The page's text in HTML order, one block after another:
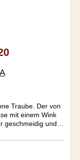
Traube. Der von
mit einem Wink
geschmeidig und